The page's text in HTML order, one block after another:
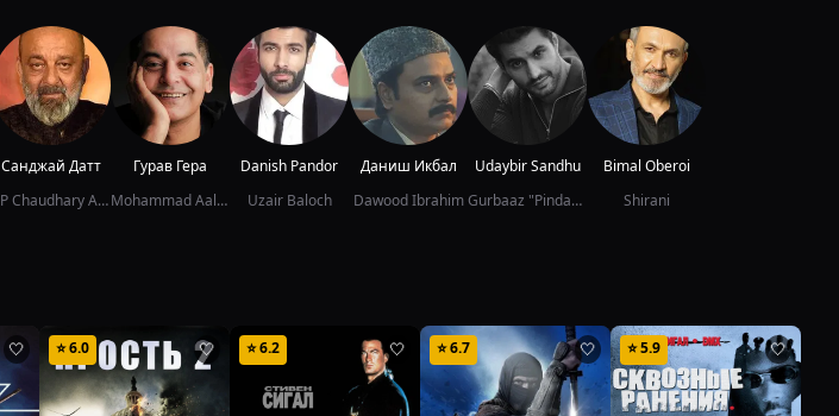
Санджай Датт
SP Chaudhary Aslam
Гурав Гера
Mohammad Aalam
Danish Pandor
Uzair Baloch
Даниш Икбал
Dawood Ibrahim
Udaybir Sandhu
Gurbaaz "Pinda" Singh
Bimal Oberoi
Shirani
🤍 ⭐6.0 🤍 ⭐6.2 🤍 ⭐6.7 🤍 ⭐5.9 🤍